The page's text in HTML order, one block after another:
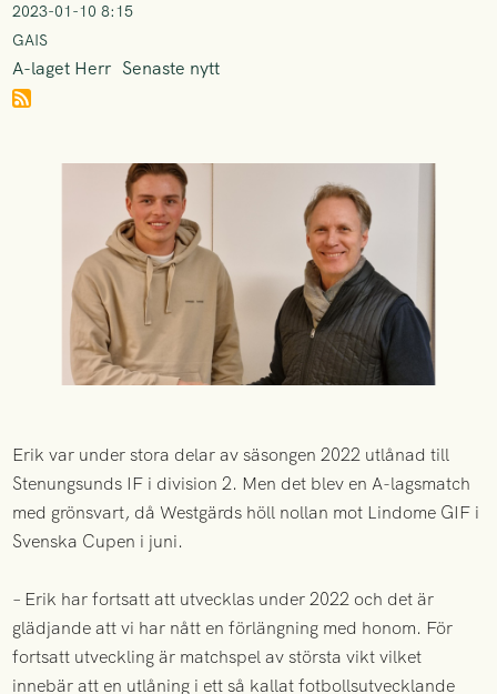
2023-01-10 8:15
GAIS
A-laget Herr Senaste nytt
Erik var under stora delar av säsongen 2022 utlånad till
Stenungsunds IF i division 2. Men det blev en A-lagsmatch
med grönsvart, då Westgärds höll nollan mot Lindome GIF i
Svenska Cupen i juni.
– Erik har fortsatt att utvecklas under 2022 och det är
glädjande att vi har nått en förlängning med honom. För
fortsatt utveckling är matchspel av största vikt vilket
innebär att en utlåning i ett så kallat fotbollsutvecklande